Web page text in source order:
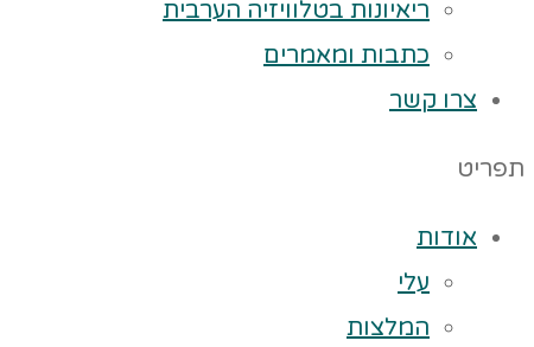
ריאיונות בטלוויזיה הערבית
כתבות ומאמרים
צרו קשר
תפריט
אודות
עלי
המלצות